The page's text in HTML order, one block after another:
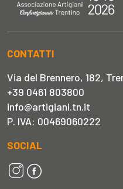
CONTATTI
Via del Brennero, 182,
+39 0461 803800
info@artigiani.tn.it
P. IVA: 00469060222
SOCIAL